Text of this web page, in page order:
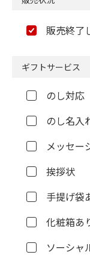
販売終了
ギフトサービス
のし対応
のし名入
メッセー
挨拶状
手提げ袋
化粧箱あ
ソーシャ